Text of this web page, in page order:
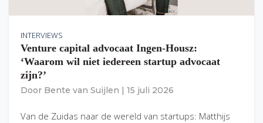
INTERVIEWS
Venture capital advocaat Ingen-Housz:
‘Waarom wil niet iedereen startup advocaat
zijn?’
Door Bente van Suijlen 15 juli 2026
Van de Zuidas naar de wereld van startups: Matthijs